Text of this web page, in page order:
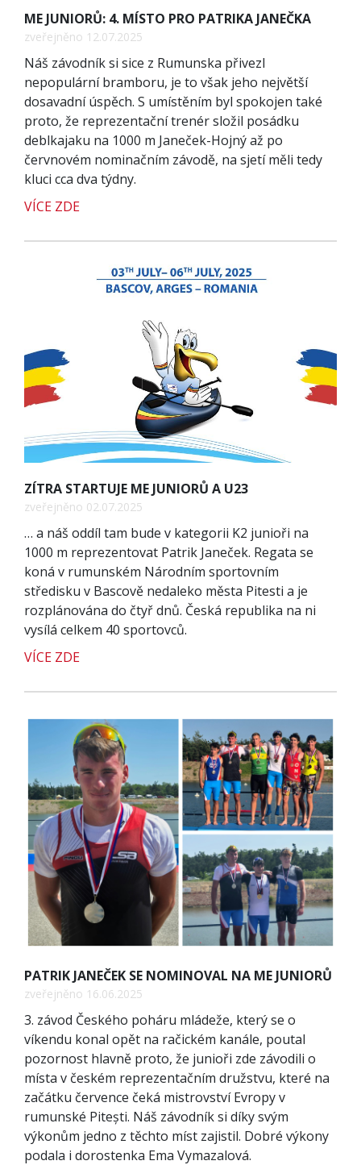
ME JUNIORŮ: 4. MÍSTO PRO PATRIKA JANEČKA
zveřejněno 12.07.2025
Náš závodník si sice z Rumunska přivezl
nepopulární bramboru, je to však jeho největší
dosavadní úspěch. S umístěním byl spokojen také
proto, že reprezentační trenér složil posádku
deblkajaku na 1000 m Janeček-Hojný až po
červnovém nominačním závodě, na sjetí měli tedy
kluci cca dva týdny.
VÍCE ZDE
ZÍTRA STARTUJE ME JUNIORŮ A U23
zveřejněno 02.07.2025
… a náš oddíl tam bude v kategorii K2 junioři na
1000 m reprezentovat Patrik Janeček. Regata se
koná v rumunském Národním sportovním
středisku v Bascově nedaleko města Pitesti a je
rozplánována do čtyř dnů. Česká republika na ni
vysílá celkem 40 sportovců.
VÍCE ZDE
PATRIK JANEČEK SE NOMINOVAL NA ME JUNIORŮ
zveřejněno 16.06.2025
3. závod Českého poháru mládeže, který se o
víkendu konal opět na račickém kanále, poutal
pozornost hlavně proto, že junioři zde závodili o
místa v českém reprezentačním družstvu, které na
začátku července čeká mistrovství Evropy v
rumunské Pitești. Náš závodník si díky svým
výkonům jedno z těchto míst zajistil. Dobré výkony
podala i dorostenka Ema Vymazalová.